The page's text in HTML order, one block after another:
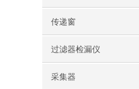
传递窗
过滤器检漏仪
采集器